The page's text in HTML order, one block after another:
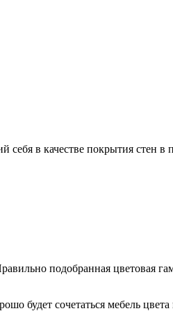
себя в качестве покрытия стен
подобранная цветовая
будет сочетаться мебель